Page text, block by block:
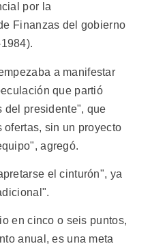
por la
Finanzas del gobierno
a manifestar
que partió
del presidente", que
ofertas, sin un proyecto
agregó.
el cinturón", ya
en cinco o seis puntos,
anual, es una meta